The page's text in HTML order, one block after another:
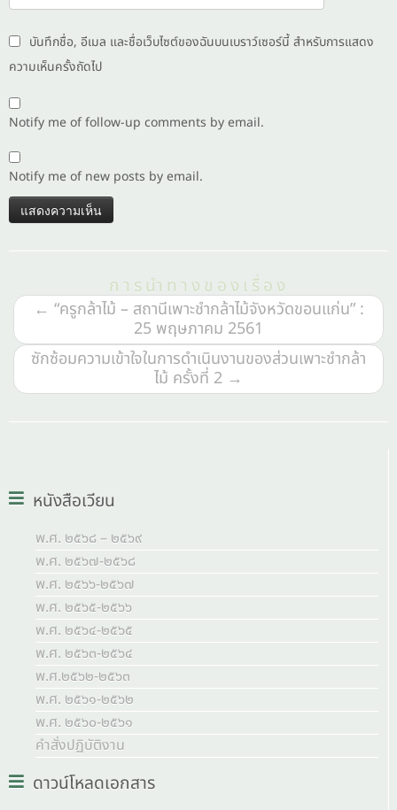
บันทึกชื่อ, อีเมล และชื่อเว็บไซต์ของฉันบนเบราว์เซอร์นี้ สำหรับการแสดง
ความเห็นครั้งถัดไป
Notify me of follow-up comments by email.
Notify me of new posts by email.
การนำทางของเรื่อง
← “ครูกล้าไม้ – สถานีเพาะชำกล้าไม้จังหวัดขอนแก่น” :
25 พฤษภาคม 2561
ซักซ้อมความเข้าใจในการดำเนินงานของส่วนเพาะชำกล้า
ไม้ ครั้งที่ 2 →
หนังสือเวียน
พ.ศ. ๒๕๖๘ – ๒๕๖๙
พ.ศ. ๒๕๖๗-๒๕๖๘
พ.ศ. ๒๕๖๖-๒๕๖๗
พ.ศ. ๒๕๖๕-๒๕๖๖
พ.ศ. ๒๕๖๔-๒๕๖๕
พ.ศ. ๒๕๖๓-๒๕๖๔
พ.ศ.๒๕๖๒-๒๕๖๓
พ.ศ. ๒๕๖๑-๒๕๖๒
พ.ศ. ๒๕๖๐-๒๕๖๑
คำสั่งปฏิบัติงาน
ดาวน์โหลดเอกสาร